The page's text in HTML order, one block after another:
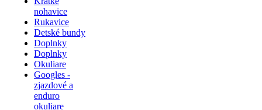
nohavice
Rukavice
Detské bundy
Doplnky
Doplnky
Okuliare
Googles -
zjazdové a
enduro
okuliare